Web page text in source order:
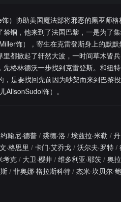
）协助美国魔法部将邪恶的黑巫师
锢，他来到了法国巴黎，一是为了
饰），寄生在克雷登斯身上的默
都掀起了轩然大波，一时间草木皆兵
格林德沃一步找到克雷登斯。和纽
，是要找回先前因为吵架而来到巴黎
AlisonSudol饰）。
约翰尼·德普 / 裘德·洛 / 埃兹拉·米勒 /
·格思里 / 卡门·艾乔戈 / 沃尔夫·罗特 /
考克 / 大卫·樱井 / 维多利亚·耶茨 / 奥
/ 菲奥娜·格拉斯科特 / 杰米·坎贝尔·